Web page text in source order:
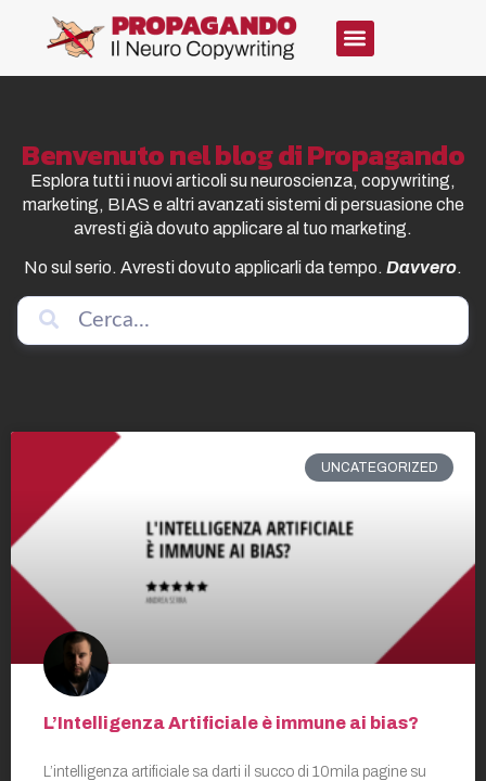
Benvenuto nel blog di Propagando
Esplora tutti i nuovi articoli su neuroscienza, copywriting,
marketing, BIAS e altri avanzati sistemi di persuasione che
avresti già dovuto applicare al tuo marketing.
No sul serio. Avresti dovuto applicarli da tempo. Davvero.
UNCATEGORIZED
L’Intelligenza Artificiale è immune ai bias?
L’intelligenza artificiale sa darti il succo di 10mila pagine su